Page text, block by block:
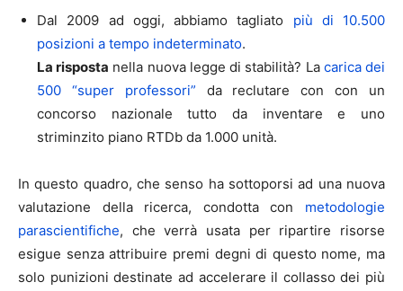
Dal 2009 ad oggi, abbiamo tagliato più di 10.500
posizioni a tempo indeterminato.
La risposta nella nuova legge di stabilità? La carica dei
500 “super professori” da reclutare con con un
concorso nazionale tutto da inventare e uno
striminzito piano RTDb da 1.000 unità.
In questo quadro, che senso ha sottoporsi ad una nuova
valutazione della ricerca, condotta con metodologie
parascientifiche, che verrà usata per ripartire risorse
esigue senza attribuire premi degni di questo nome, ma
solo punizioni destinate ad accelerare il collasso dei più